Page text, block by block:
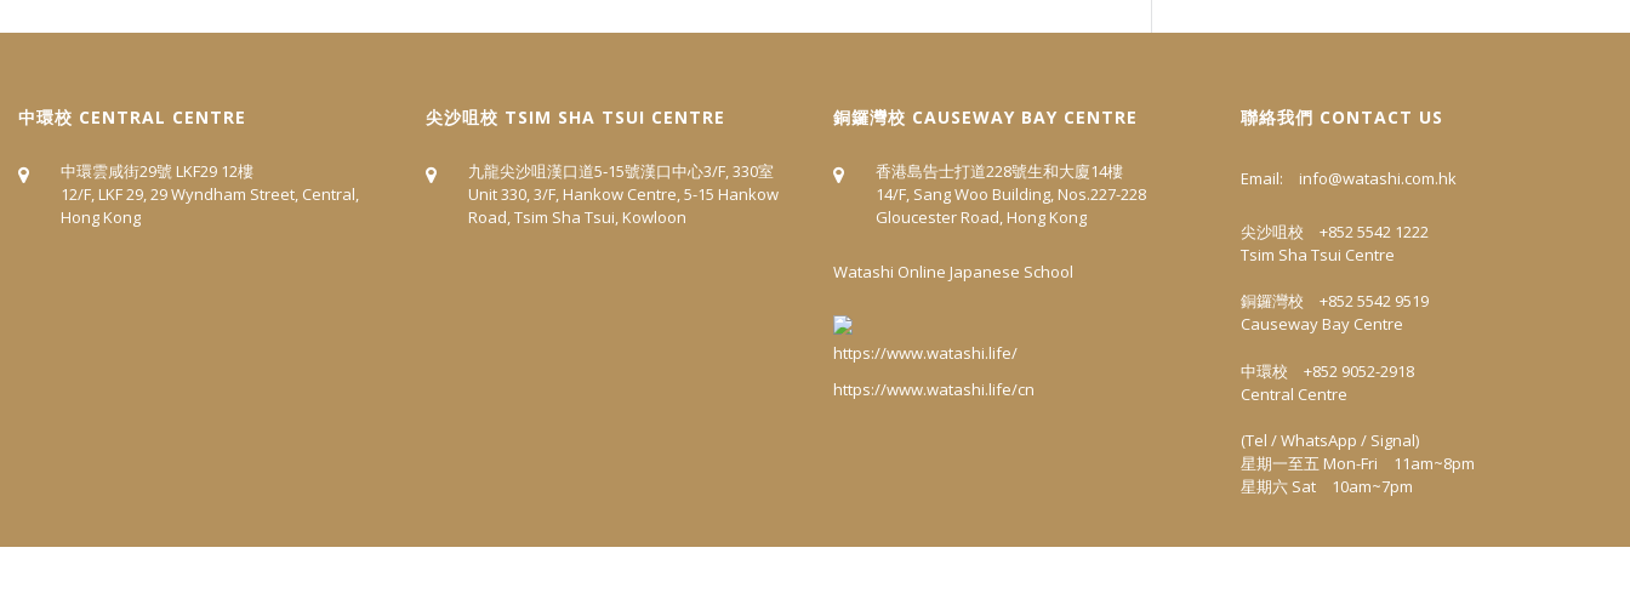
中環校 CENTRAL CENTRE
中環雲咸街29號 LKF29 12樓
12/F, LKF 29, 29 Wyndham Street, Central,
Hong Kong
尖沙咀校 TSIM SHA TSUI CENTRE
九龍尖沙咀漢口道5‐15號漢口中心3/F, 330室
Unit 330, 3/F, Hankow Centre, 5-15 Hankow
Road, Tsim Sha Tsui, Kowloon
​銅鑼灣校 CAUSEWAY BAY CENTRE
香港島告士打道228號生和大廈14樓
14/F, Sang Woo Building, Nos.227-228
Gloucester Road, Hong Kong
Watashi Online Japanese School
https://www.watashi.life/cn
聯絡我們 CONTACT US
Email: info@watashi.com.hk
尖沙咀校 +852 5542 1222
Tsim Sha Tsui Centre
銅鑼灣校 +852 5542 9519
Causeway Bay Centre
中環校 +852 9052-2918
Central Centre
(Tel / WhatsApp / Signal)
星期一至五 Mon-Fri 11am~8pm
星期六 Sat 10am~7pm